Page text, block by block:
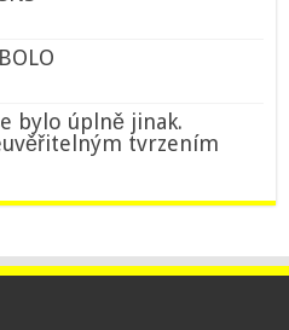
bylo úplně jinak.
tvrzením